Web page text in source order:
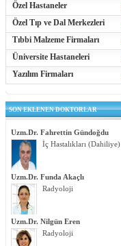
Özel Hastaneler
Özel Tıp ve Dal Merkezleri
Tıbbi Malzeme Firmaları
Üniversite Hastaneleri
Yazılım Firmaları
SON EKLENEN DOKTORLAR
Uzm.Dr. Fahrettin Gündoğdu
İç Hastalıkları (Dahiliye)
Uzm.Dr. Funda Akaçlı
Radyoloji
Uzm.Dr. Nilgün Eren
Radyoloji